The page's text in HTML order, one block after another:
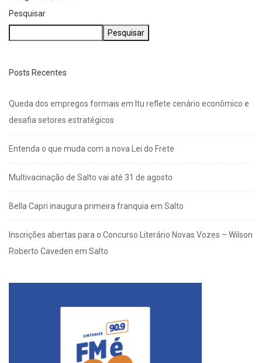
Pesquisar
Pesquisar
Posts Recentes
Queda dos empregos formais em Itu reflete cenário econômico e
desafia setores estratégicos
Entenda o que muda com a nova Lei do Frete
Multivacinação de Salto vai até 31 de agosto
Bella Capri inaugura primeira franquia em Salto
Inscrições abertas para o Concurso Literário Novas Vozes – Wilson
Roberto Caveden em Salto